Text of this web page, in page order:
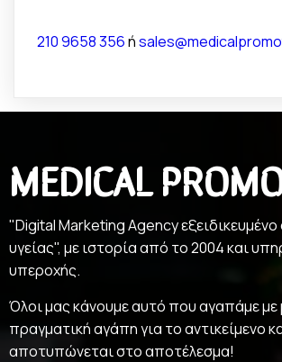
210 9658 356ή
MEDICAL
"Digital Marketing Agency
υγείας", με ιστορία από το 2004 και
υπεροχής.
Όλοι μας κάνουμε αυτό που αγαπάμε με
πραγματική αγάπη για το αντικείμενο
αποτυπώνεται στο αποτέλεσμα!